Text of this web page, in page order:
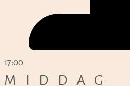
17:00
MIDDAG